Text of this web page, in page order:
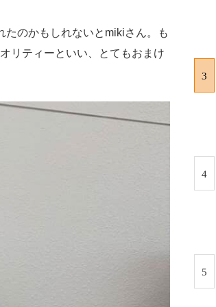
のかもしれないとmikiさん。も
リティーといい、とてもおまけ
3
4
5